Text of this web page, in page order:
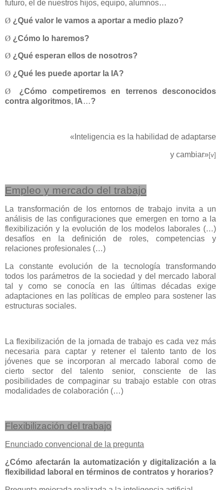
futuro, el de nuestros hijos, equipo, alumnos…
Ø ¿Qué valor le vamos a aportar a medio plazo?
Ø ¿Cómo lo haremos?
Ø ¿Qué esperan ellos de nosotros?
Ø ¿Qué les puede aportar la IA?
Ø
¿Cómo competiremos en terrenos desconocidos
contra algoritmos, IA…?
«Inteligencia es la habilidad de adaptarse
y cambiar»[v]
Empleo y mercado del trabajo
La transformación de los entornos de trabajo invita a un
análisis de las configuraciones que emergen en torno a la
flexibilización y la evolución de los modelos laborales (…)
desafíos en la definición de roles, competencias y
relaciones profesionales (…)
La constante evolución de la tecnología transformando
todos los parámetros de la sociedad y del mercado laboral
tal y como se conocía en las últimas décadas exige
adaptaciones en las políticas de empleo para sostener las
estructuras sociales.
La flexibilización de la jornada de trabajo es cada vez más
necesaria para captar y retener el talento tanto de los
jóvenes que se incorporan al mercado laboral como de
cierto sector del talento senior, consciente de las
posibilidades de compaginar su trabajo estable con otras
modalidades de colaboración (…)
Flexibilización del trabajo
Enunciado convencional de la pregunta
¿Cómo afectarán la automatización y digitalización a la
flexibilidad laboral en términos de contratos y horarios?